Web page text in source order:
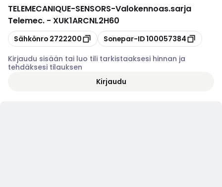
TELEMECANIQUE-SENSORS-Valokennoas.sarja
Telemec. - XUK1ARCNL2H60
Kopioi
Sähkönro 2722200 Kopioi
Sonepar-ID100057384
Kirjaudu sisään tai luo tili tarkistaaksesi hinnan ja
tehdäksesi tilauksen
Kirjaudu